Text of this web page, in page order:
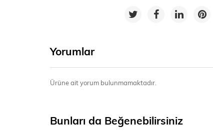
Yorumlar
Ürüne ait yorum bulunmamaktadır.
Bunları da Beğenebilirsiniz